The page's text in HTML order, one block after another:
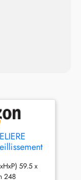
59.5 x
248